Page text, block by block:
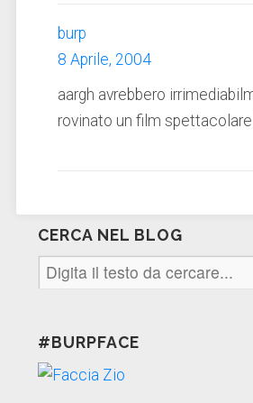
burp
8 Aprile, 2004
aargh avrebbero
rovinato un film
CERCA NEL BLOG
#BURPFACE